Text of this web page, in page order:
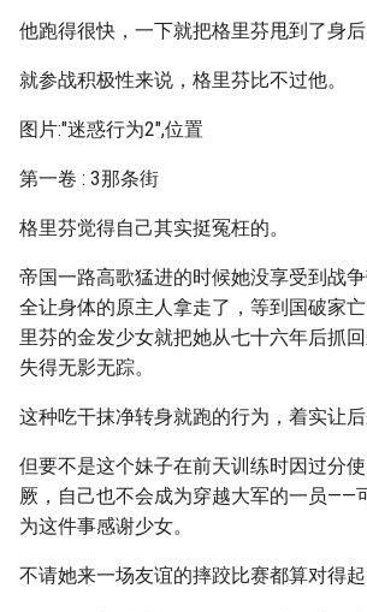
他跑得很快，一下就把格里芬甩到了身后
就参战积极性来说，格里芬比不过他。
图片:"迷惑行为2",位置
第一卷 : 3那条街
格里芬觉得自己其实挺冤枉的。
帝国一路高歌猛进的时候她没享受到战
全让身体的原主人拿走了，等到国破家
里芬的金发少女就把她从七十六年后抓
失得无影无踪。
这种吃干抹净转身就跑的行为，着实让后
但要不是这个妹子在前天训练时因过分
厥，自己也不会成为穿越大军的一员——
为这件事感谢少女。
不请她来一场友谊的摔跤比赛都算对得起